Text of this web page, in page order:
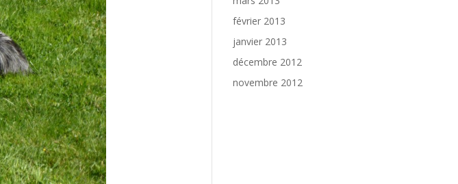
février 2013
janvier 2013
décembre 2012
novembre 2012